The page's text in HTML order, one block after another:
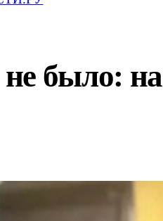
было: